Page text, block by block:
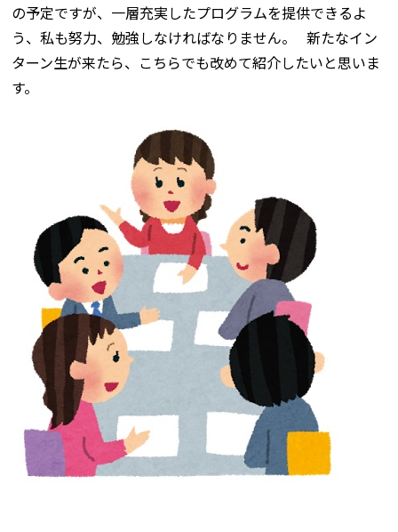
の予定ですが、一層充実したプログラムを提供できるよ
う、私も努力、勉強しなければなりません。 新たなイン
ターン生が来たら、こちらでも改めて紹介したいと思いま
す。